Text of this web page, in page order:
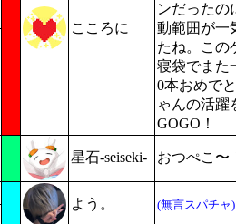
こころに
ンだった
動範囲が一
たね。この
寝袋でまた
0本おめで
ゃんの活躍
GOGO！
星石-seiseki- おつぺこ〜
よう。 (無言スパチャ)